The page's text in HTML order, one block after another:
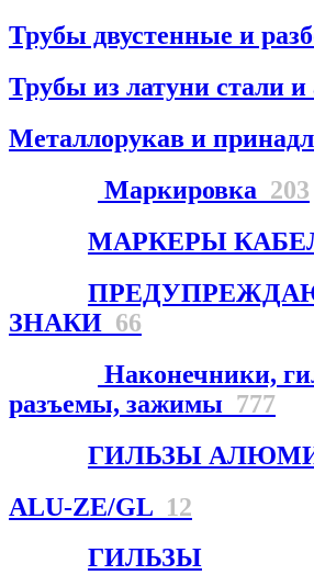
Трубы двустенные и
Трубы из латуни стали
Металлорукав и
Маркировка 203
МАРКЕРЫ
ЗНАКИ 66
Наконечники,
разъемы, зажимы 777
ГИЛЬЗЫ
ALU-ZE/GL 12
ГИЛЬЗЫ